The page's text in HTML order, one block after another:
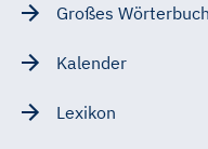
Großes
Kalender
Lexikon